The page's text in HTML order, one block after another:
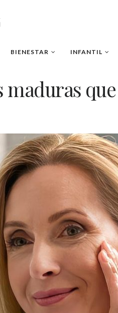
BIENESTAR INFANTIL
maduras